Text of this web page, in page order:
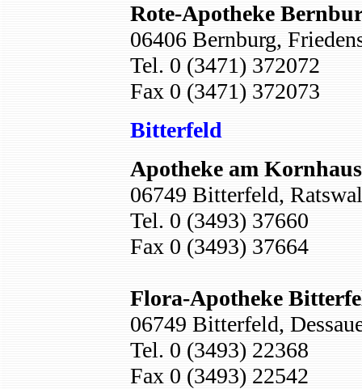
Rote-Apotheke
06406 Bernburg,
Tel. 0 (3471) 372072
Fax 0 (3471) 372073
Bitterfeld
Apotheke am
06749 Bitterfeld,
Tel. 0 (3493) 37660
Fax 0 (3493) 37664
Flora-Apotheke
06749 Bitterfeld,
Tel. 0 (3493) 22368
Fax 0 (3493) 22542